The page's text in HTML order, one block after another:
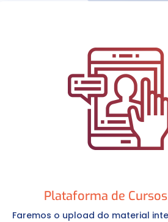
Plataforma de
Faremos o upload do material